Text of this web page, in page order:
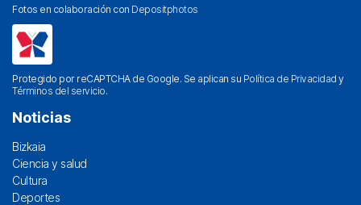
Fotos en colaboración con Depositphotos
Protegido por reCAPTCHA de Google. Se aplican su Política de Privacidad y
Términos del servicio.
Noticias
Bizkaia
Ciencia y salud
Cultura
Deportes